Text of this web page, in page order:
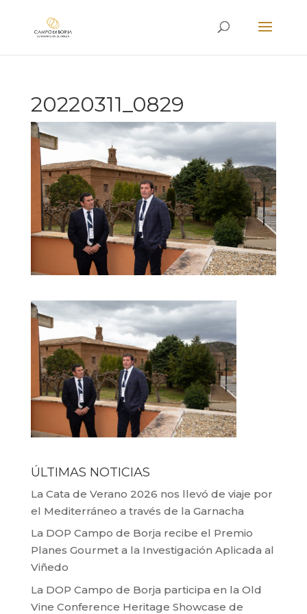
20220311_0829
ÚLTIMAS NOTICIAS
La Cata de Verano 2026 nos llevó de viaje por
el Mediterráneo a través de la Garnacha
La DOP Campo de Borja recibe el Premio
Planes Gourmet a la Investigación Aplicada al
Viñedo
La DOP Campo de Borja participa en la Old
Vine Conference Heritage Showcase de